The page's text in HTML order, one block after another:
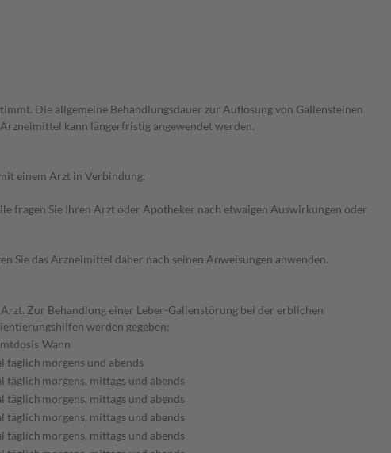
Die allgemeine Behandlungsdauer zur Auflösung von Gallensteinen
kann längerfristig angewendet werden.
einem Arzt in Verbindung.
fragen Sie Ihren Arzt oder Apotheker nach etwaigen Auswirkungen oder
Sie das Arzneimittel daher nach seinen Anweisungen anwenden.
Zur Behandlung einer Leber-Gallenstörung bei der erblichen
werden gegeben:
Wann
täglich morgens und abends
täglich morgens, mittags und abends
täglich morgens, mittags und abends
täglich morgens, mittags und abends
täglich morgens, mittags und abends